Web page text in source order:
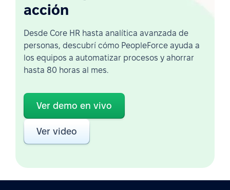
acción
Desde Core HR hasta analítica avanzada de
personas, descubrí cómo PeopleForce ayuda a
los equipos a automatizar procesos y ahorrar
hasta 80 horas al mes.
Ver demo en vivo
Ver video